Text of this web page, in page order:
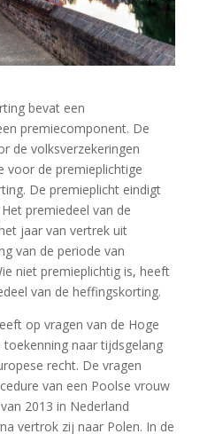
bevat een
premiecomponent. De
de volksverzekeringen
voor de premieplichtige
De premieplicht eindigt
premiedeel van de
jaar van vertrek uit
van de periode van
niet premieplichtig is, heeft
van de heffingskorting.
op vragen van de Hoge
naar tijdsgelang
recht. De vragen
van een Poolse vrouw
2013 in Nederland
vertrok zij naar Polen. In de